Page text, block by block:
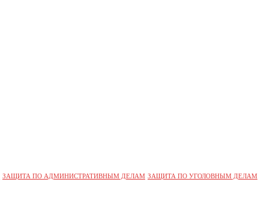
ЗАЩИТА ПО АДМИНИСТРАТИВНЫМ ДЕЛАМ ЗАЩИТА ПО УГОЛОВНЫМ ДЕЛАМ